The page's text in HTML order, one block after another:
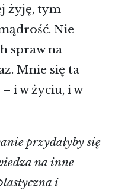
żyję, tym
Nie
spraw na
Mnie się ta
i w życiu, i w
przydałyby się
na inne
i